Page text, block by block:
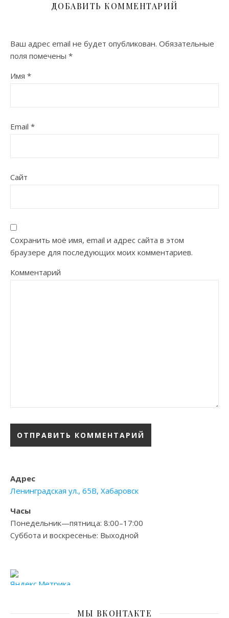
ДОБАВИТЬ КОММЕНТАРИЙ
Ваш адрес email не будет опубликован. Обязательные
поля помечены *
Имя *
Email *
Сайт
Сохранить моё имя, email и адрес сайта в этом
браузере для последующих моих комментариев.
Комментарий
Адрес
Ленинградская ул., 65В, Хабаровск
Часы
Понедельник—пятница: 8:00–17:00
Суббота и воскресенье: Выходной
МЫ ВКОНТАКТЕ